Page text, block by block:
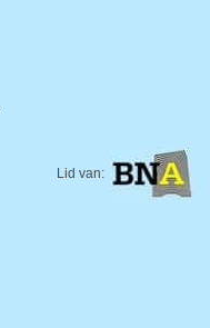
Lid van: